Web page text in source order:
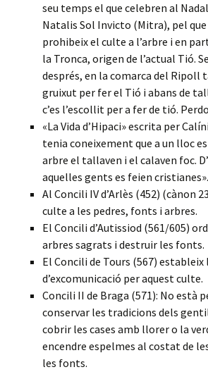
seu temps el que celebren al
Natalis Sol Invicto (Mitra), pel que
prohibeix el culte a l’arbre i en
la Tronca, origen de l’actual Tió.
després, en la comarca del Ripoll
gruixut per fer el Tió i abans de
c’es l’escollit per a fer de tió.
«La Vida d’Hipaci» escrita per
tenia coneixement que a un lloc
arbre el tallaven i el calaven foc.
aquelles gents es feien cristianes».
Al Concili IV d’Arlès (452) (cànon
culte a les pedres, fonts i arbres.
El Concili d’Autissiod (561/605)
arbres sagrats i destruir les fonts.
El Concili de Tours (567) estableix
d’excomunicació per aquest culte.
Concili II de Braga (571): No està
conservar les tradicions dels
cobrir les cases amb llorer o la
encendre espelmes al costat de
les fonts.